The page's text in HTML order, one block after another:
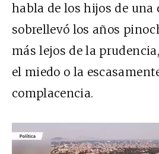
habla de los hijos de una
sobrellevó los años
más lejos de la
el miedo o la
complacencia.